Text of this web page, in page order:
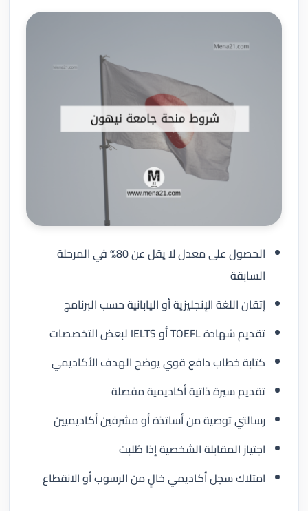
الحصول على معدل لا يقل عن 80% في المرحلة
السابقة
إتقان اللغة الإنجليزية أو اليابانية حسب البرنامج
تقديم شهادة TOEFL أو IELTS لبعض التخصصات
كتابة خطاب دافع قوي يوضح الهدف الأكاديمي
تقديم سيرة ذاتية أكاديمية مفصلة
رسالتي توصية من أساتذة أو مشرفين أكاديميين
اجتياز المقابلة الشخصية إذا طُلبت
امتلاك سجل أكاديمي خالٍ من الرسوب أو الانقطاع